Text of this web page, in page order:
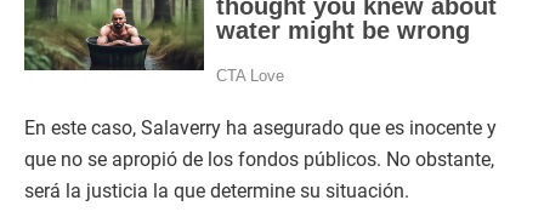
En este caso, Salaverry ha asegurado que es inocente y
que no se apropió de los fondos públicos. No obstante,
será la justicia la que determine su situación.